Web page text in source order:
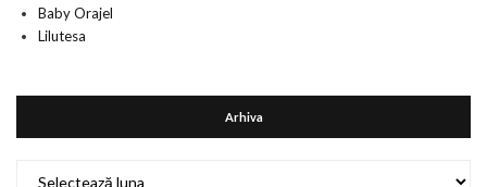
Baby Orajel
Lilutesa
Arhiva